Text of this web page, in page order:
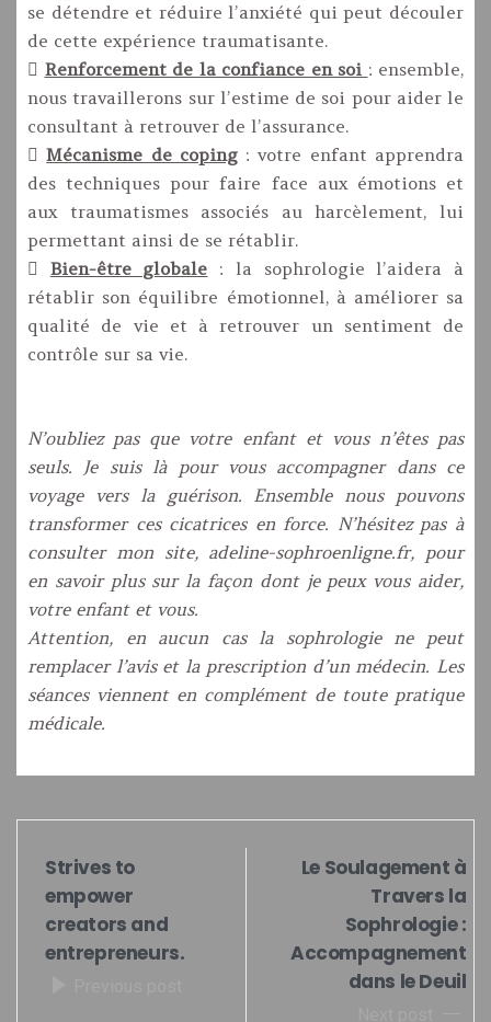
se détendre et réduire l’anxiété qui peut découler
de cette expérience traumatisante.
 Renforcement de la confiance en soi : ensemble,
nous travaillerons sur l’estime de soi pour aider le
consultant à retrouver de l’assurance.
Mécanisme de coping: votre enfant apprendra
des techniques pour faire face aux émotions et
aux traumatismes associés au harcèlement, lui
permettant ainsi de se rétablir.
 Bien-être globale : la sophrologie l’aidera à
rétablir son équilibre émotionnel, à améliorer sa
qualité de vie et à retrouver un sentiment de
contrôle sur sa vie.
N’oubliez pas que votre enfant et vous n’êtes pas
seuls. Je suis là pour vous accompagner dans ce
voyage vers la guérison. Ensemble nous pouvons
transformer ces cicatrices en force. N’hésitez pas à
consulter mon site, adeline-sophroenligne.fr, pour
en savoir plus sur la façon dont je peux vous aider,
votre enfant et vous.
Attention, en aucun cas la sophrologie ne peut
remplacer l’avis et la prescription d’un médecin. Les
séances viennent en complément de toute pratique
médicale.
Strives to
empower
creators and
entrepreneurs.
Le Soulagement à
Travers la
Sophrologie :
Accompagnement
dans le Deuil